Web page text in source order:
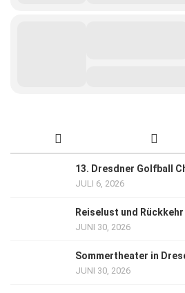
13. Dresdner Golfball
JULI 6, 2026
Reiselust und Rückkehr
JUNI 30, 2026
Sommertheater in
JUNI 30, 2026